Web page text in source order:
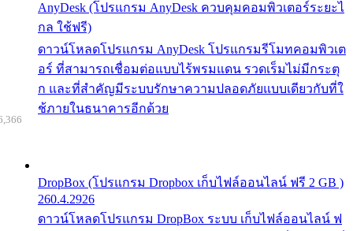
AnyDesk (โปรแกรม AnyDesk ควบคุมคอมพิวเตอร์ระยะไ
กล ใช้ฟรี)
ดาวน์โหลดโปรแกรม AnyDesk โปรแกรมรีโมทคอมพิวเต
อร์ ที่สามารถเชื่อมต่อแบบไร้พรมแดน รวดเร็มไม่มีกระตุ
ก และที่สำคัญมีระบบรักษาความปลอดภัยแบบเดียวกับที่ใ
ช้ภายในธนาคารอีกด้วย
DropBox (โปรแกรม Dropbox เก็บไฟล์ออนไลน์ ฟรี 2 GB )
260.4.2926
ดาวน์โหลดโปรแกรม DropBox ระบบ เก็บไฟล์ออนไลน์ ฟ